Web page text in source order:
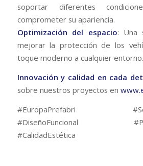
soportar diferentes
comprometer su apariencia.
Optimización del espacio: Una
mejorar la protección de los
toque moderno a cualquier entorno.
Innovación y calidad en cada
sobre nuestros proyectos en
#EuropaPrefabri
#DiseñoFuncional
#CalidadEstética